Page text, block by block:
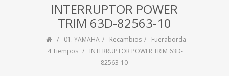
INTERRUPTOR POWER
TRIM 63D-82563-10
01. YAMAHA Recambios
Fueraborda
4 Tiempos
INTERRUPTOR POWER TRIM 63D-
82563-10